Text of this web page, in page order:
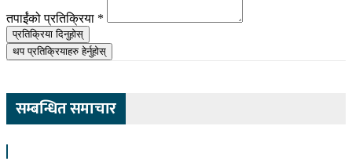
तपाईंको प्रतिक्रिया *
प्रतिक्रिया दिनुहोस्
थप प्रतिक्रियाहरु हेर्नुहोस्
सम्बन्धित समाचार